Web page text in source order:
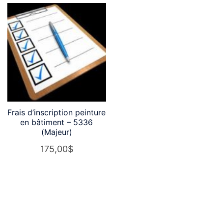
Frais d’inscription peinture
en bâtiment – 5336
(Majeur)
175,00$